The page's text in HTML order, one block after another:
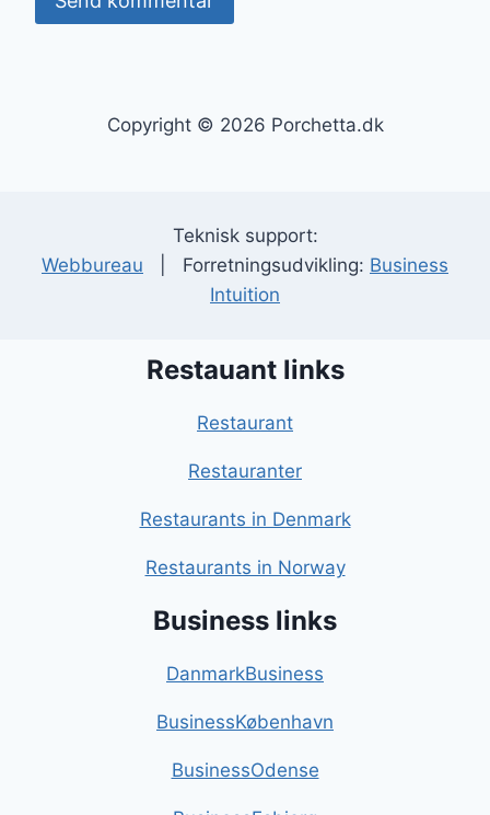
Copyright © 2026 Porchetta.dk
Teknisk support:
Webbureau | Forretningsudvikling: Business
Intuition
Restauant links
Restaurant
Restauranter
Restaurants in Denmark
Restaurants in Norway
Business links
DanmarkBusiness
BusinessKøbenhavn
BusinessOdense